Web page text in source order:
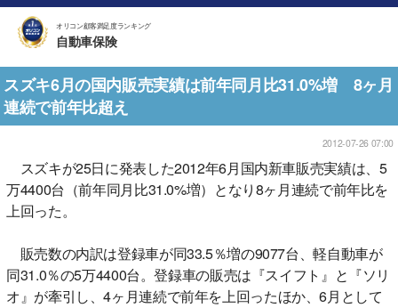
オリコン顧客満足度ランキング
自動車保険
スズキ6月の国内販売実績は前年同月比31.0%増 8ヶ月
連続で前年比超え
2012-07-26 07:00
スズキが25日に発表した2012年6月国内新車販売実績は、5
万4400台（前年同月比31.0%増）となり8ヶ月連続で前年比を
上回った。
販売数の内訳は登録車が同33.5％増の9077台、軽自動車が
同31.0％の5万4400台。登録車の販売は『スイフト』と『ソリ
オ』が牽引し、4ヶ月連続で前年を上回ったほか、6月として